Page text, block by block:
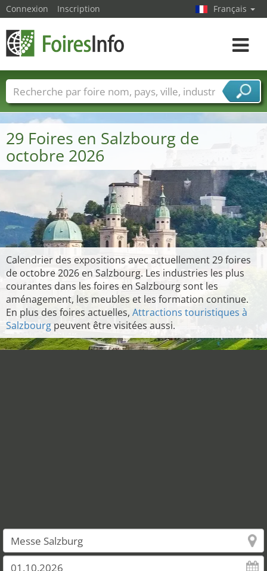
29 Foires en Salzbourg de
octobre 2026
Calendrier des expositions avec actuellement 29 foires
de octobre 2026 en Salzbourg. Les industries les plus
courantes dans les foires en Salzbourg sont les
aménagement, les meubles et les formation continue.
En plus des foires actuelles, Attractions touristiques à
Salzbourg peuvent être visitées aussi.
Connexion Inscription Français
Toggle
Foire noms Pays Villes
Secteurs de foire
Secteurs du fournisseur de services